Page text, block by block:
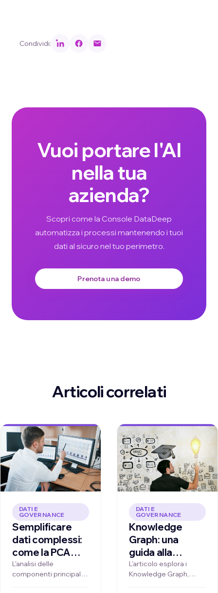
Condividi:
Vuoi portare l'AI
nella tua
azienda?
Scopri come la Console DataDeep
automatizza i processi mantenendo i tuoi
dati al sicuro nel tuo perimetro.
Prenota una demo
Articoli correlati
DATI E
GOVERNANCE
Semplificare
dati complessi:
come la PCA
può aiutarci a
comprendere il
L'analisi delle
componenti principali
DATI E
GOVERNANCE
Knowledge
Graph: una
guida alla
rappresentazione
della
L'articolo esplora i
Knowledge Graph,